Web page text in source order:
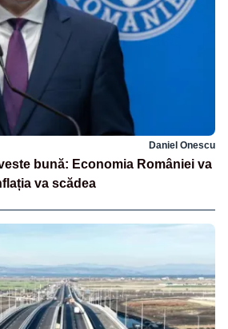
Daniel Onescu
bună: Economia României va
va scădea